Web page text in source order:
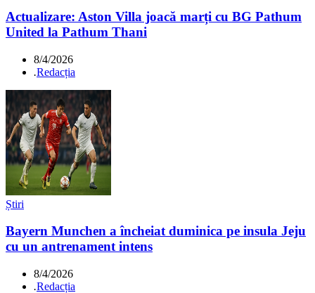
Actualizare: Aston Villa joacă marți cu BG Pathum
United la Pathum Thani
8/4/2026
.Redacția
Știri
Bayern Munchen a încheiat duminica pe insula Jeju
cu un antrenament intens
8/4/2026
.Redacția